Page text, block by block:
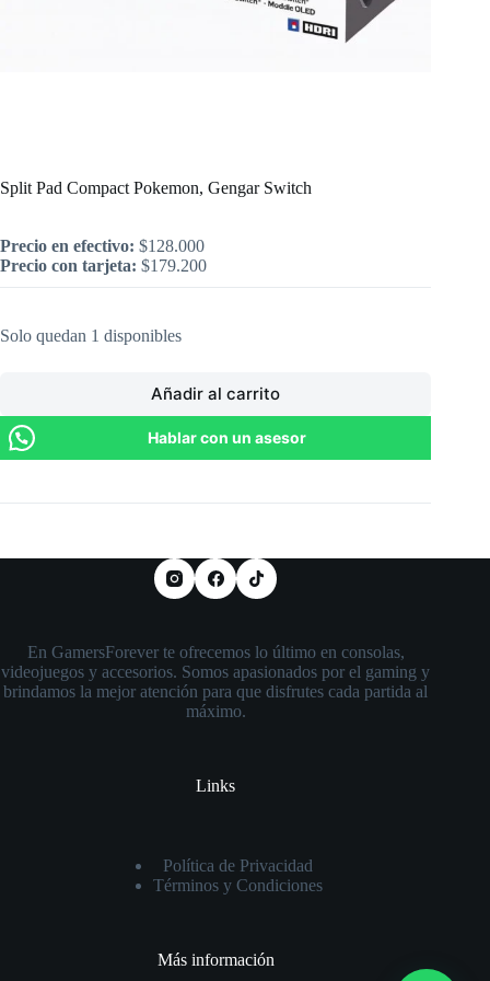
Split Pad Compact Pokemon, Gengar Switch
Precio en efectivo: $128.000
Precio con tarjeta: $179.200
Solo quedan 1 disponibles
Añadir al carrito
Hablar con un asesor
En GamersForever te ofrecemos lo último en consolas,
videojuegos y accesorios. Somos apasionados por el gaming y
brindamos la mejor atención para que disfrutes cada partida al
máximo.
Links
Política de Privacidad
Términos y Condiciones
Más información